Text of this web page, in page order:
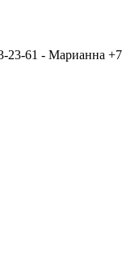
23-61 - Марианна +7